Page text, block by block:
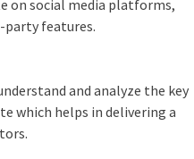
on social media platforms,
features.
and analyze the key
which helps in delivering a